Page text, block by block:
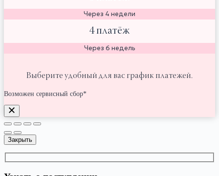
Через 4 недели
4 платёж
Через 6 недель
Выберите удобный для вас график платежей.
Возможен сервисный сбор*
Закрыть